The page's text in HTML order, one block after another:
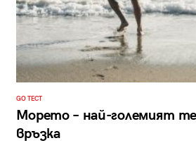
GO ТЕСТ
Морето – най-големият
връзка